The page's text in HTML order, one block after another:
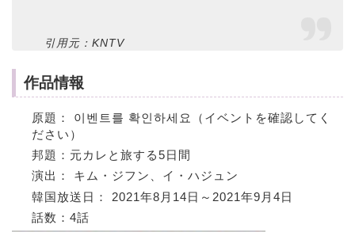
引用元：KNTV
作品情報
原題： 이벤트를 확인하세요（イベントを確認してく
ださい）
邦題：元カレと旅する5日間
演出： キム・ジフン、イ・ハジュン
韓国放送日： 2021年8月14日～2021年9月4日
話数：4話